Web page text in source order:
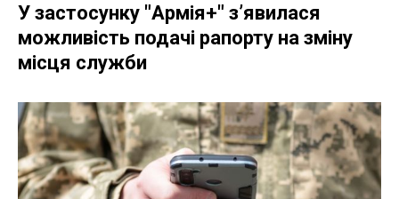
У застосунку "Армія+" зʼявилася
можливість подачі рапорту на зміну
місця служби